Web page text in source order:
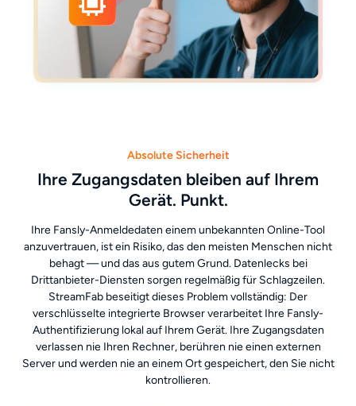
Absolute Sicherheit
Ihre Zugangsdaten bleiben auf Ihrem
Gerät. Punkt.
Ihre Fansly-Anmeldedaten einem unbekannten Online-Tool
anzuvertrauen, ist ein Risiko, das den meisten Menschen nicht
behagt — und das aus gutem Grund. Datenlecks bei
Drittanbieter-Diensten sorgen regelmäßig für Schlagzeilen.
StreamFab beseitigt dieses Problem vollständig: Der
verschlüsselte integrierte Browser verarbeitet Ihre Fansly-
Authentifizierung lokal auf Ihrem Gerät. Ihre Zugangsdaten
verlassen nie Ihren Rechner, berühren nie einen externen
Server und werden nie an einem Ort gespeichert, den Sie nicht
kontrollieren.